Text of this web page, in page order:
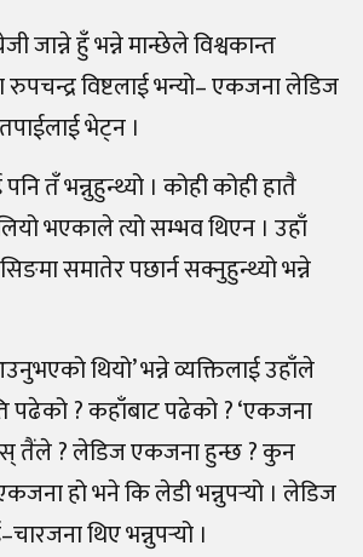
जान्ने हुँ भन्ने मान्छेले विश्वकान्त
विष्टलाई भन्यो– एकजना लेडिज
भेट्न ।
तँ भन्नुहुन्थ्यो । कोही कोही हातै
भएकाले त्यो सम्भव थिएन । उहाँ
समातेर पछार्न सक्नुहुन्थ्यो भन्ने
थियो’ भन्ने व्यक्तिलाई उहाँले
पढेको ? कहाँबाट पढेको ? ‘एकजना
तैंले ? लेडिज एकजना हुन्छ ? कुन
हो भने कि लेडी भन्नुपर्‍यो । लेडिज
थिए भन्नुपर्‍यो ।